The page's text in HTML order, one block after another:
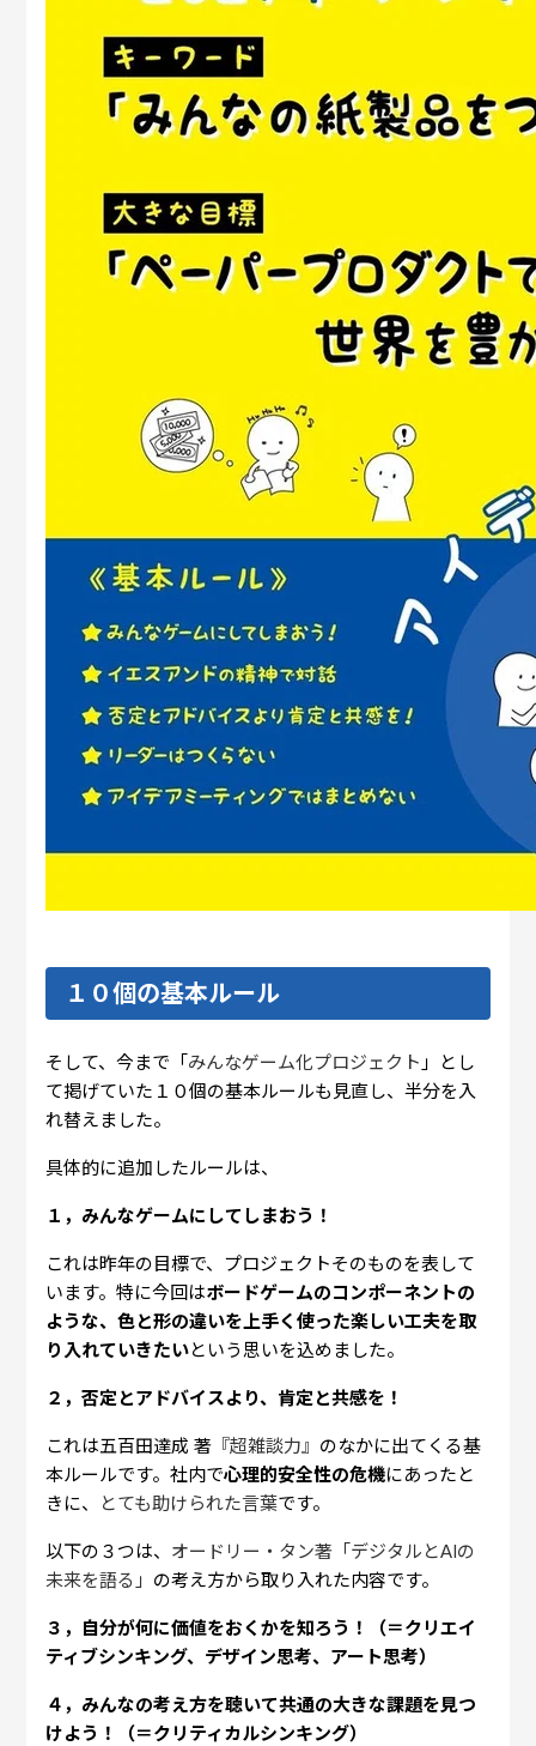
１０個の基本ルール
そして、今まで「みんなゲーム化プロジェクト 」とし
て掲げていた１０個の基本ルールも見直し、半分を入
れ替えました。
具体的に追加したルールは、
１，みんなゲームにしてしまおう！
これは昨年の目標で、プロジェクトそのものを表して
います。特に今回はボードゲームのコンポーネントの
ような、色と形の違いを上手く使った楽しい工夫を取
り入れていきたいという思いを込めました。
２，否定とアドバイスより、肯定と共感を！
これは五百田達成 著 『超雑談力』 のなかに出てくる基
本ルールです。社内で心理的安全性の危機にあったと
きに、
とても助けられた言葉です。
以下の３つは、 オードリー・タン著「デジタルとAIの
未来を語る」 の考え方から取り入れた内容です。
３，自分が何に価値をおくかを知ろう！（＝クリエイ
ティブシンキング、デザイン思考、アート思考）
４，みんなの考え方を聴いて共通の大きな課題を見つ
けよう！（＝クリティカルシンキング）